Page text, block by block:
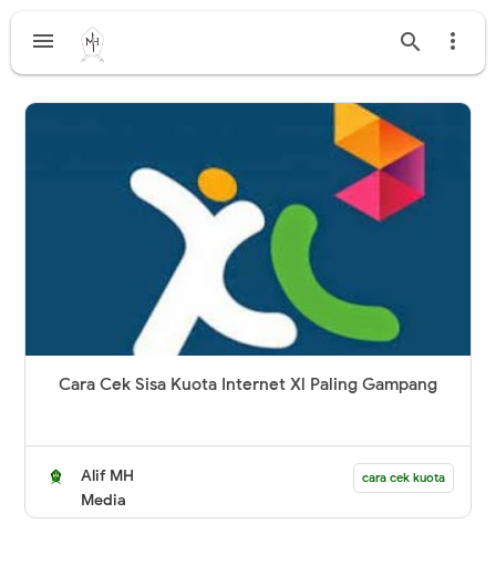
  
Cara Cek Sisa Kuota Internet Xl Paling Gampang
Alif MH
Media
cara cek kuota